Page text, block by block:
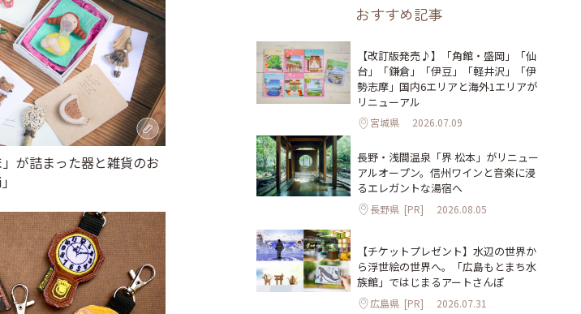
が詰まった器と雑貨のお
おすすめ記事
【改訂版発売♪】「角館・盛岡」「仙
台」「鎌倉」「伊豆」「軽井沢」「伊
勢志摩」国内6エリアと海外1エリアが
リニューアル
宮城県 2026.07.09
長野・浅間温泉「界 松本」がリニュー
アルオープン。信州ワインと音楽に浸
るエレガントな湯宿へ
長野県 [PR] 2026.08.05
【チケットプレゼント】水辺の世界か
ら浮世絵の世界へ。「広島もとまち水
族館」ではじまるアートさんぽ
広島県 [PR] 2026.07.31